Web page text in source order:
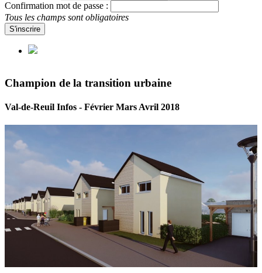
Confirmation mot de passe :
Tous les champs sont obligatoires
S'inscrire
Champion de la transition urbaine
Val-de-Reuil Infos - Février Mars Avril 2018